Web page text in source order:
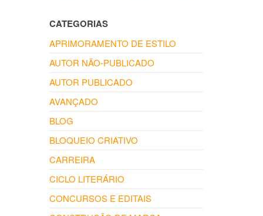
CATEGORIAS
APRIMORAMENTO DE ESTILO
AUTOR NÃO-PUBLICADO
AUTOR PUBLICADO
AVANÇADO
BLOG
BLOQUEIO CRIATIVO
CARREIRA
CICLO LITERÁRIO
CONCURSOS E EDITAIS